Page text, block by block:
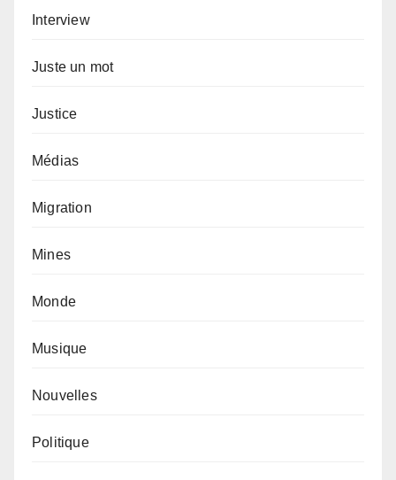
Interview
Juste un mot
Justice
Médias
Migration
Mines
Monde
Musique
Nouvelles
Politique